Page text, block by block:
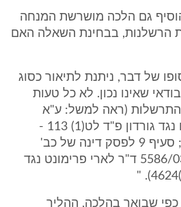
גם הלכה מושרשת המנחה
הרשלנות, בבחינת השאלה האם
של דבר, ניתנת לתיאור כסוג
שאינו נכון. לא כל טעות
התרשלות (ראה למשל: ע"א
243/83 עירית ירושלים נגד גורדון פ"ד לט(1) 113 -
סעיף 25 של פסק הדין; סעיף 9 לפסק דינה של כב'
השופטת ארבל בע"א 5586/03 ד"ר לארי פרימונט נגד
כפי שבואר בהלכה, ההליך